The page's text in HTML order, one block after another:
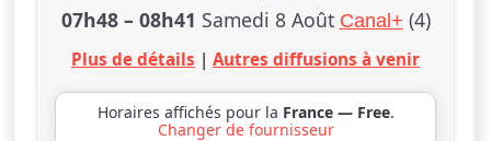
07h48– 08h41 Samedi 8 Août Canal+ (4)
Plus de détails | Autres diffusions à venir
Horaires affichés pour la France — Free.
Changer de fournisseur